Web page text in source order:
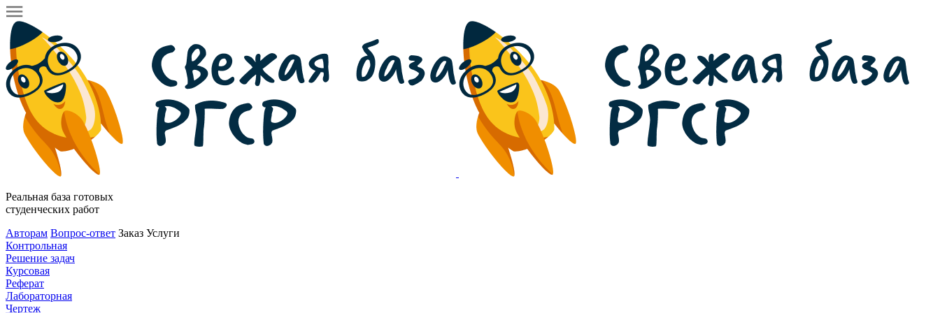
Реальная база готовых
студенческих работ
Авторам Вопрос-ответ Заказ Услуги
Контрольная
Решение задач
Курсовая
Реферат
Лабораторная
Чертеж